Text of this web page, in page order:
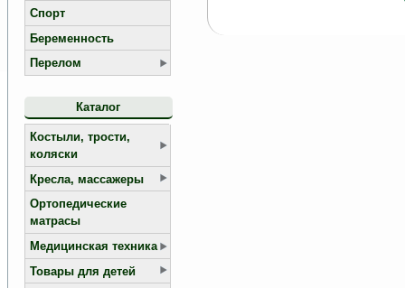
Спорт
Беременность
Перелом
Каталог
Костыли, трости,
коляски
Кресла, массажеры
Ортопедические
матрасы
Медицинская техника
Товары для детей